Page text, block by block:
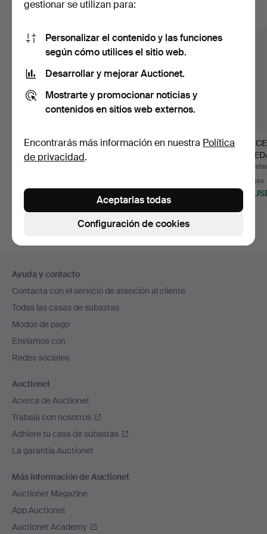
REGULADOR DE
PESAS, GUSTAV
85 USD
MARIANNE
JAPY
14 pujas
106
en
el
pie
de
página
Ayuda y contacto
Contacta con el servicio de atención al cliente
Todas las casas de subastas
Modos de pago
Enviamos con
Redes sociales
Auctionet
Acerca de Auctionet
Trabaja con nosotros
Adhiere tu casa de subastas
La garantía Auctionet
Más información de Auctionet
Auctionet Magazine
App Auctionet
Auctionet Academy
gestionar se utilizan para:
Personalizar el contenido y las funciones
según cómo utilices el sitio web.
Desarrollar y mejorar Auctionet.
Mostrarte y promocionar noticias y
contenidos en sitios web externos.
Encontrarás más información en nuestra Política
de privacidad.
Configuración de cookies
Aceptarlas todas